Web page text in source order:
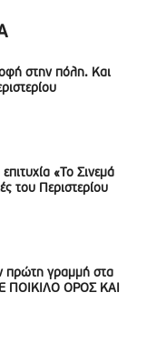
στην πόλη. Και
«Το Σινεμά
του Περιστερίου
πρώτη γραμμή στα
ΠΟΙΚΙΛΟ ΟΡΟΣ ΚΑΙ